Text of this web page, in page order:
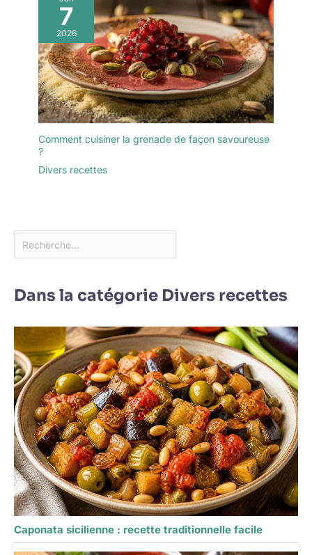
7
2026
Comment cuisiner la grenade de façon savoureuse
?
Divers recettes
Dans la catégorie Divers recettes
Caponata sicilienne : recette traditionnelle facile